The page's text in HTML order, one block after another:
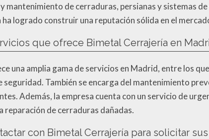
mantenimiento de cerraduras, persianas y sistemas
ha logrado construir una reputación sólida en el
que ofrece Bimetal Cerrajería en
una amplia gama de servicios en Madrid, entre los
seguridad. También se encarga del mantenimiento
Además, la empresa cuenta con un servicio de
reparación de cerraduras dañadas.
con Bimetal Cerrajería para solicitar